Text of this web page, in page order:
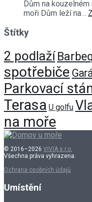
Dům na
moři Dům leží na…
Štítky
2 podlaží
spotřebiče
Parkovací
Terasa U golfu
na moře
© 2016–2026 VIVIA s.r.o.
Všechna práva vyhrazena.
Ochrana osobních údajů
Umístění